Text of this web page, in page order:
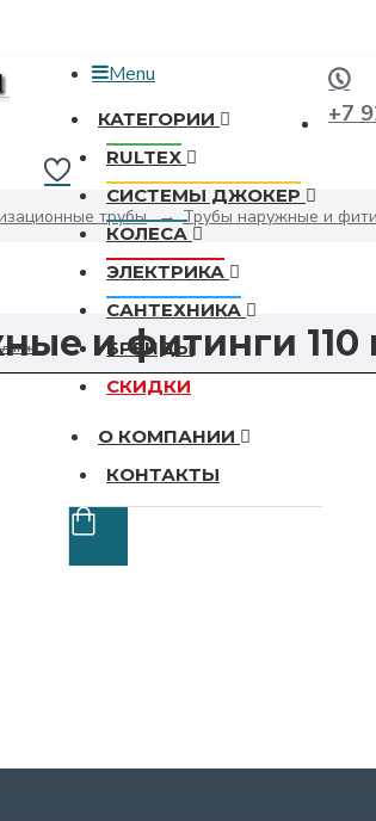
Menu
КАТЕГОРИИ
RULTEX
СИСТЕМЫ ДЖОКЕР
КОЛЕСА
ЭЛЕКТРИКА
САНТЕХНИКА
БРЕНДЫ
СКИДКИ
О КОМПАНИИ
КОНТАКТЫ
+7
трубы Трубы наружные и
и фитинги 110